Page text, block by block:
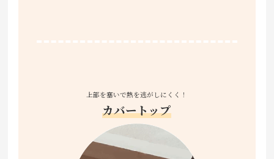
上部を塞いで熱を逃がしにくく！
カバートップ